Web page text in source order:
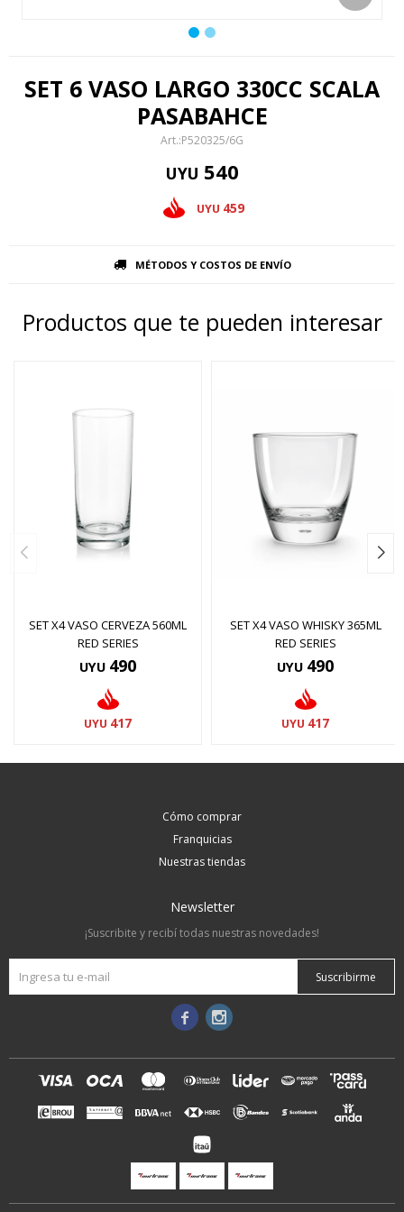
SET 6 VASO LARGO 330CC SCALA
PASABAHCE
P520325/6G
UYU 540
UYU 459
MÉTODOS Y COSTOS DE ENVÍO
Productos que te pueden interesar
SET X4 VASO CERVEZA 560ML
RED SERIES
UYU 490
UYU 417
SET X4 VASO WHISKY 365ML
RED SERIES
UYU 490
UYU 417
Cómo comprar
Franquicias
Nuestras tiendas
Newsletter
¡Suscribite y recibí todas nuestras novedades!
Suscribirme
 